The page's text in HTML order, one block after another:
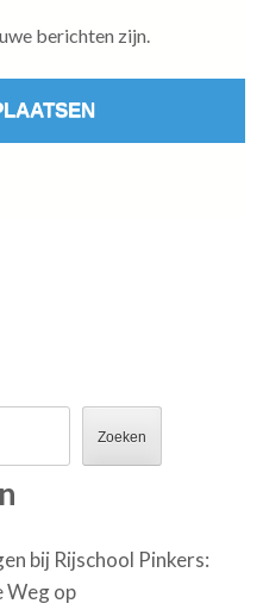
berichten zijn.
Zoeken
bij Rijschool Pinkers:
Weg op